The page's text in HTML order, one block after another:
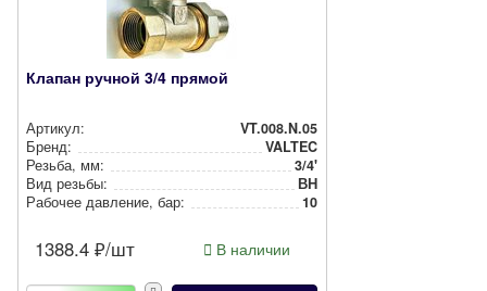
Клапан ручной 3/4 прямой
Артикул:
VT.008.N.05
Бренд:
VALTEC
Резьба, мм:
3/4'
Вид резьбы:
ВН
Рабочее давление, бар:
10
1388.4 ₽/шт В наличии